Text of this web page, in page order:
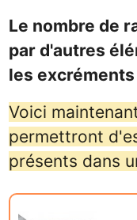
Le nombre de
par d'autres
les
Voici
permettront
présents dans